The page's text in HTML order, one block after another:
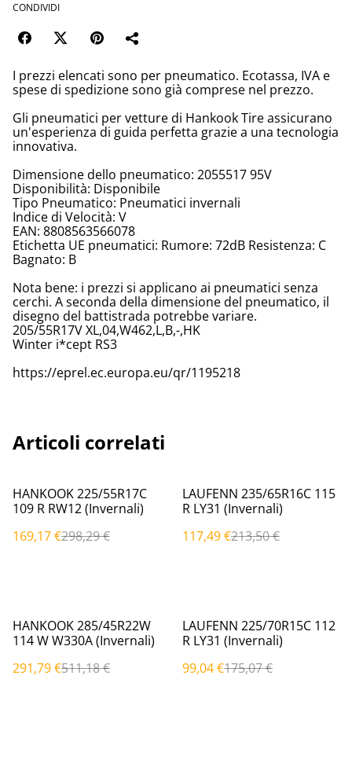
CONDIVIDI
I prezzi elencati sono per pneumatico. Ecotassa, IVA e
spese di spedizione sono già comprese nel prezzo.
Gli pneumatici per vetture di Hankook Tire assicurano
un'esperienza di guida perfetta grazie a una tecnologia
innovativa.
Dimensione dello pneumatico: 2055517 95V
Disponibilità: Disponibile
Tipo Pneumatico: Pneumatici invernali
Indice di Velocità: V
EAN: 8808563566078
Etichetta UE pneumatici: Rumore: 72dB Resistenza: C
Bagnato: B
Nota bene: i prezzi si applicano ai pneumatici senza
cerchi. A seconda della dimensione del pneumatico, il
disegno del battistrada potrebbe variare.
205/55R17V XL,04,W462,L,B,-,HK
Winter i*cept RS3
https://eprel.ec.europa.eu/qr/1195218
Articoli correlati
%
HANKOOK 225/55R17C
109 R RW12 (Invernali)
169,17 €298,29 €
%
LAUFENN 235/65R16C 115
R LY31 (Invernali)
117,49 €213,50 €
%
HANKOOK 285/45R22W
114 W W330A (Invernali)
291,79 €511,18 €
%
LAUFENN 225/70R15C 112
R LY31 (Invernali)
99,04 €175,07 €